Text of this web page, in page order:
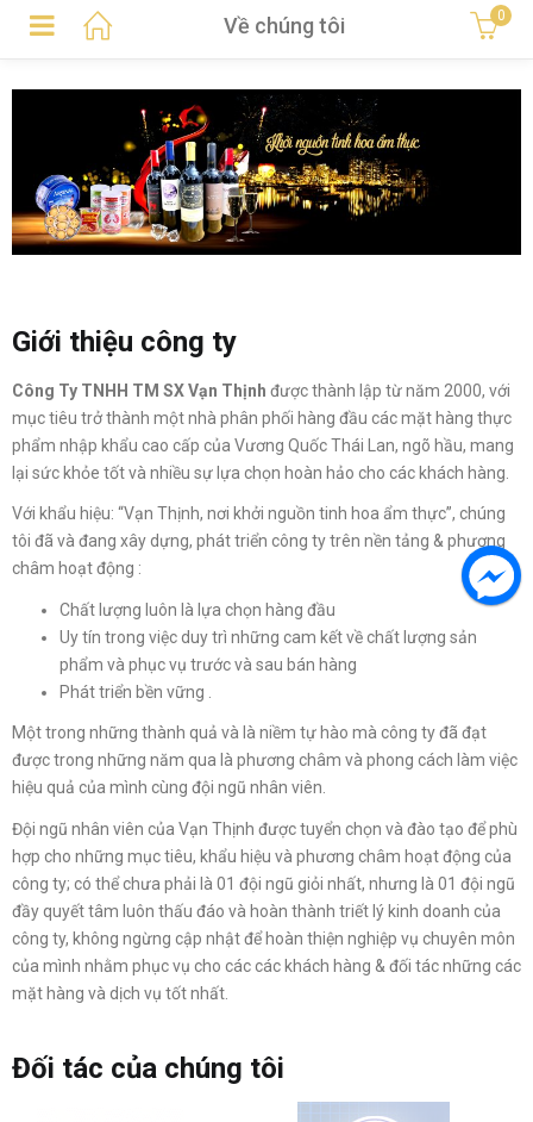
Về chúng tôi 0
Giới thiệu công ty
Công Ty TNHH TM SX Vạn Thịnh được thành lập từ năm 2000, với
mục tiêu trở thành một nhà phân phối hàng đầu các mặt hàng thực
phẩm nhập khẩu cao cấp của Vương Quốc Thái Lan, ngõ hầu, mang
lại sức khỏe tốt và nhiều sự lựa chọn hoàn hảo cho các khách hàng.
Với khẩu hiệu: “Vạn Thịnh, nơi khởi nguồn tinh hoa ẩm thực”, chúng
tôi đã và đang xây dựng, phát triển công ty trên nền tảng & phương
châm hoạt động :
Chất lượng luôn là lựa chọn hàng đầu
Uy tín trong việc duy trì những cam kết về chất lượng sản
phẩm và phục vụ trước và sau bán hàng
Phát triển bền vững .
Một trong những thành quả và là niềm tự hào mà công ty đã đạt
được trong những năm qua là phương châm và phong cách làm việc
hiệu quả của mình cùng đội ngũ nhân viên.
Đội ngũ nhân viên của Vạn Thịnh được tuyển chọn và đào tạo để phù
hợp cho những mục tiêu, khẩu hiệu và phương châm hoạt động của
công ty; có thể chưa phải là 01 đội ngũ giỏi nhất, nhưng là 01 đội ngũ
đầy quyết tâm luôn thấu đáo và hoàn thành triết lý kinh doanh của
công ty, không ngừng cập nhật để hoàn thiện nghiệp vụ chuyên môn
của mình nhằm phục vụ cho các các khách hàng & đối tác những các
mặt hàng và dịch vụ tốt nhất.
Đối tác của chúng tôi